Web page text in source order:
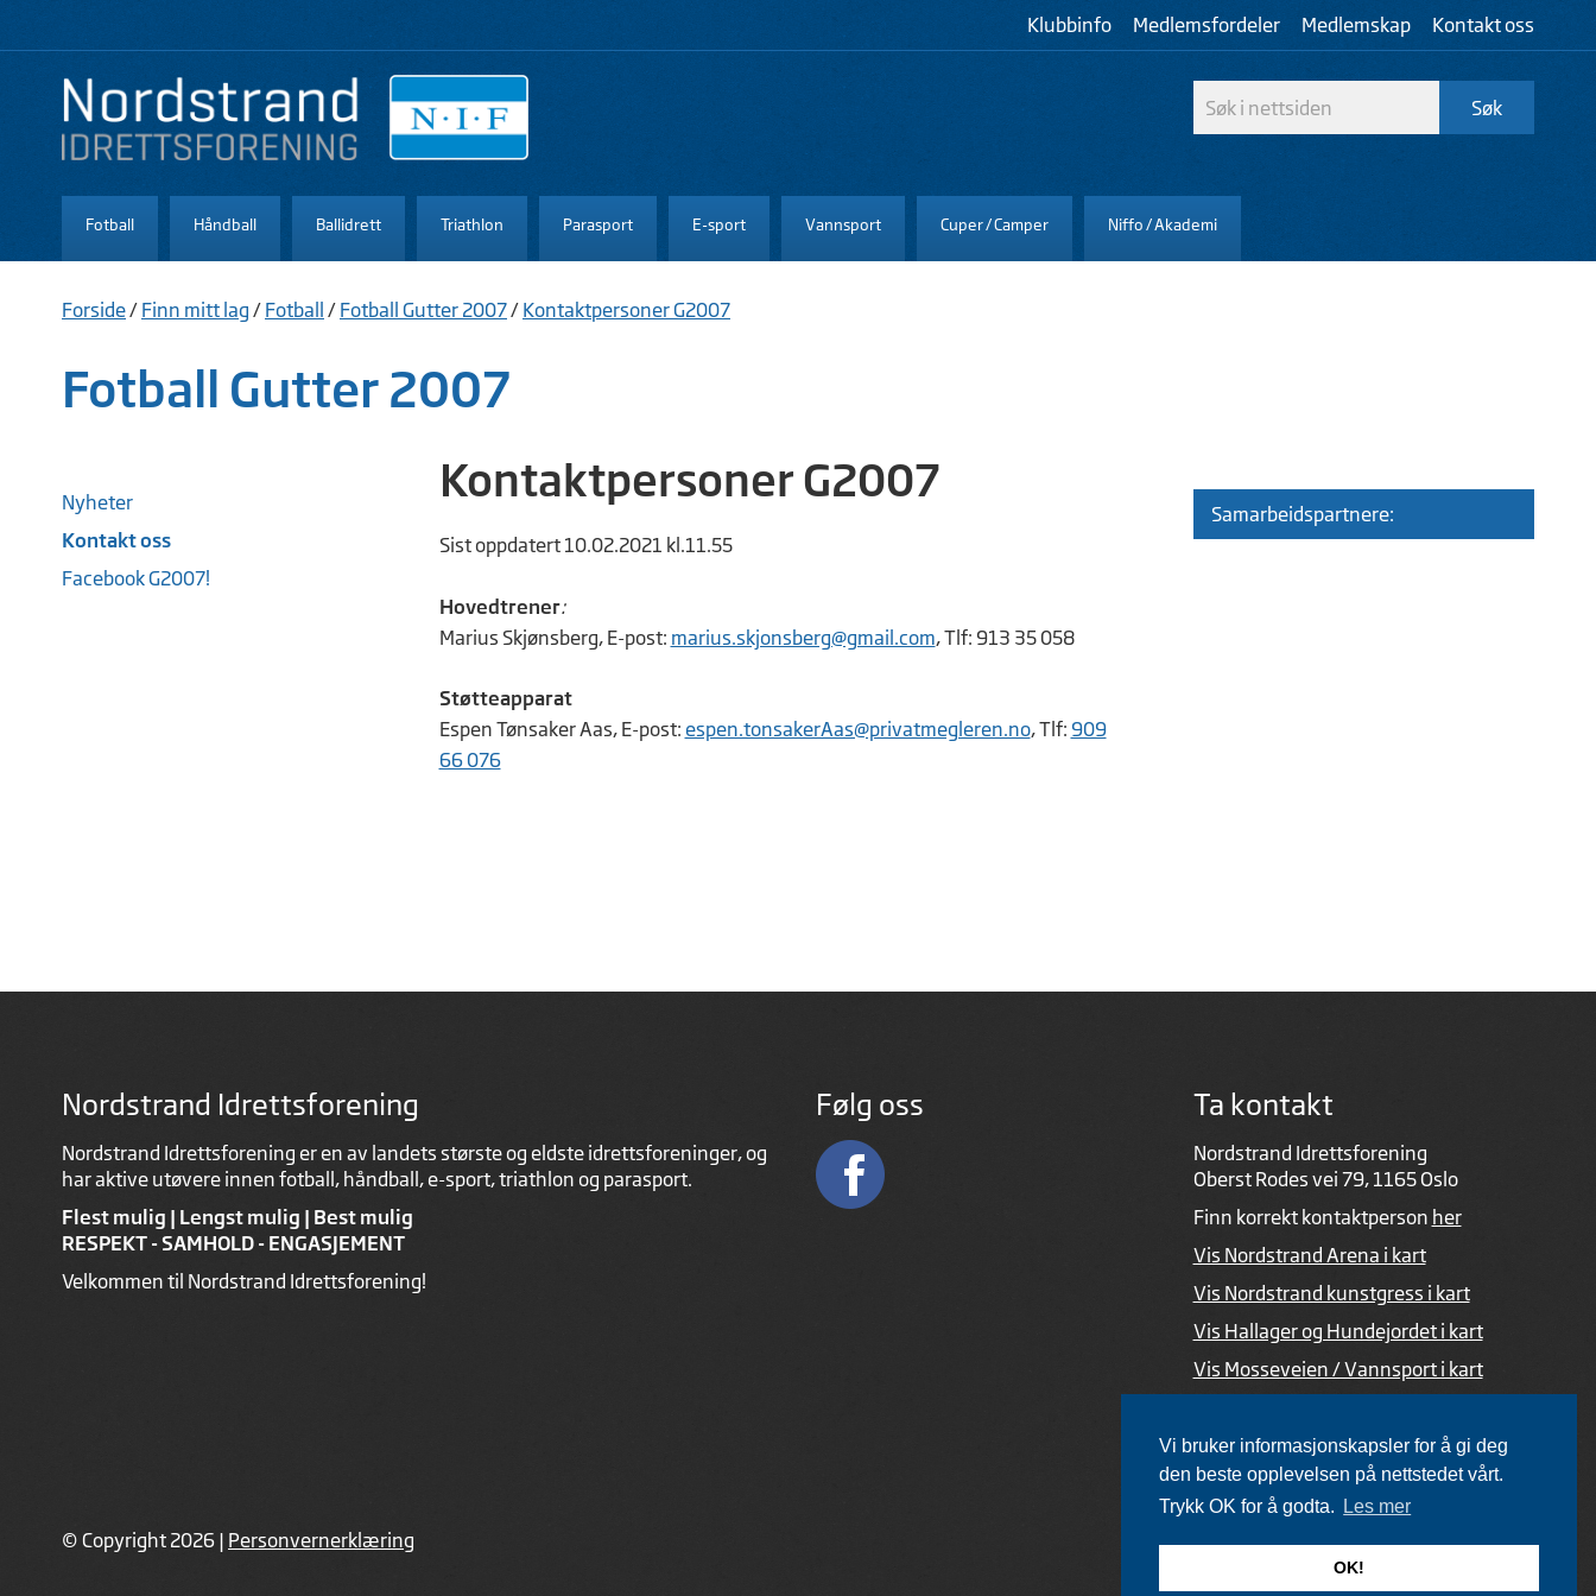
Vi bruker informasjonskapsler for å gi deg
den beste opplevelsen på nettstedet vårt.
Trykk OK for å godta.
Les mer
OK!
Klubbinfo Medlemsfordeler Medlemskap Kontakt oss
Fotball Håndball Ballidrett Triathlon Parasport E-sport Vannsport Cuper / Camper Niffo / Akademi
Forside/ Finn mitt lag / Fotball / Fotball Gutter 2007/ Kontaktpersoner G2007
Fotball Gutter 2007
Nyheter
Kontakt oss
Facebook G2007!
Kontaktpersoner G2007
Sist oppdatert 10.02.2021 kl.11.55
Hovedtrener:
Marius Skjønsberg, E-post: marius.skjonsberg@gmail.com, Tlf: 913 35 058
Støtteapparat
Espen Tønsaker Aas, E-post: espen.tonsakerAas@privatmegleren.no, Tlf: 909
66 076
Samarbeidspartnere:
Nordstrand Idrettsforening
Nordstrand Idrettsforening er en av landets største og eldste idrettsforeninger, og
har aktive utøvere innen fotball, håndball, e-sport, triathlon og parasport.
Flest mulig | Lengst mulig | Best mulig
RESPEKT - SAMHOLD - ENGASJEMENT
Velkommen til Nordstrand Idrettsforening!
Følg oss Ta kontakt
Nordstrand Idrettsforening
Oberst Rodes vei 79, 1165 Oslo
Finn korrekt kontaktperson her
Vis Nordstrand Arena i kart
Vis Nordstrand kunstgress i kart
Vis Hallager og Hundejordet i kart
Vis Mosseveien / Vannsport i kart
© Copyright 2026 | Personvernerklæring Utviklet av Netlab,publiseres med eRedaktør